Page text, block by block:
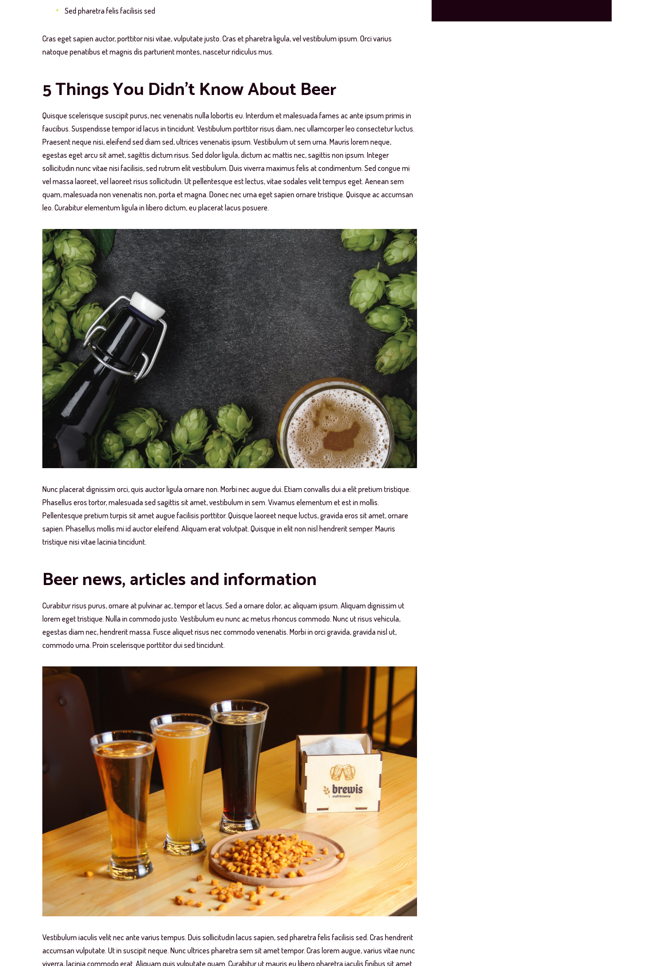
Sed pharetra felis facilisis sed
Cras eget sapien auctor, porttitor nisi vitae, vulputate justo. Cras et pharetra ligula, vel vestibulum ipsum. Orci varius
natoque penatibus et magnis dis parturient montes, nascetur ridiculus mus.
5 Things You Didn’t Know About Beer
Quisque scelerisque suscipit purus, nec venenatis nulla lobortis eu. Interdum et malesuada fames ac ante ipsum primis in
faucibus. Suspendisse tempor id lacus in tincidunt. Vestibulum porttitor risus diam, nec ullamcorper leo consectetur luctus.
Praesent neque nisi, eleifend sed diam sed, ultrices venenatis ipsum. Vestibulum ut sem urna. Mauris lorem neque,
egestas eget arcu sit amet, sagittis dictum risus. Sed dolor ligula, dictum ac mattis nec, sagittis non ipsum. Integer
sollicitudin nunc vitae nisi facilisis, sed rutrum elit vestibulum. Duis viverra maximus felis at condimentum. Sed congue mi
vel massa laoreet, vel laoreet risus sollicitudin. Ut pellentesque est lectus, vitae sodales velit tempus eget. Aenean sem
quam, malesuada non venenatis non, porta et magna. Donec nec urna eget sapien ornare tristique. Quisque ac accumsan
leo. Curabitur elementum ligula in libero dictum, eu placerat lacus posuere.
Nunc placerat dignissim orci, quis auctor ligula ornare non. Morbi nec augue dui. Etiam convallis dui a elit pretium tristique.
Phasellus eros tortor, malesuada sed sagittis sit amet, vestibulum in sem. Vivamus elementum et est in mollis.
Pellentesque pretium turpis sit amet augue facilisis porttitor. Quisque laoreet neque luctus, gravida eros sit amet, ornare
sapien. Phasellus mollis mi id auctor eleifend. Aliquam erat volutpat. Quisque in elit non nisl hendrerit semper. Mauris
tristique nisi vitae lacinia tincidunt.
Beer news, articles and information
Curabitur risus purus, ornare at pulvinar ac, tempor et lacus. Sed a ornare dolor, ac aliquam ipsum. Aliquam dignissim ut
lorem eget tristique. Nulla in commodo justo. Vestibulum eu nunc ac metus rhoncus commodo. Nunc ut risus vehicula,
egestas diam nec, hendrerit massa. Fusce aliquet risus nec commodo venenatis. Morbi in orci gravida, gravida nisl ut,
commodo urna. Proin scelerisque porttitor dui sed tincidunt.
Vestibulum iaculis velit nec ante varius tempus. Duis sollicitudin lacus sapien, sed pharetra felis facilisis sed. Cras hendrerit
accumsan vulputate. Ut in suscipit neque. Nunc ultrices pharetra sem sit amet tempor. Cras lorem augue, varius vitae nunc
viverra, lacinia commodo erat. Aliquam quis vulputate quam. Curabitur ut mauris eu libero pharetra iaculis finibus sit amet